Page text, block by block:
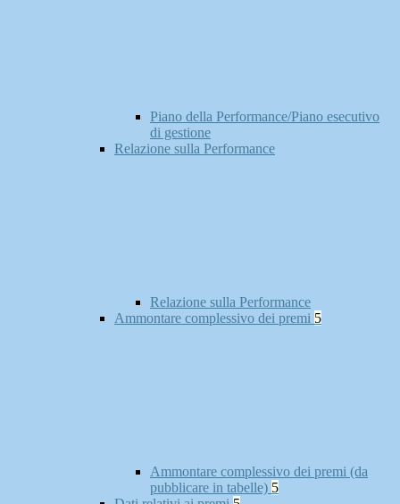
Piano della Performance/Piano esecutivo
di gestione
Relazione sulla Performance
Relazione sulla Performance
Ammontare complessivo dei premi 5
Ammontare complessivo dei premi (da
pubblicare in tabelle) 5